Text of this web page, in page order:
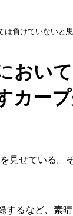
は負けていない
おい
カー
せている。
るなど、素